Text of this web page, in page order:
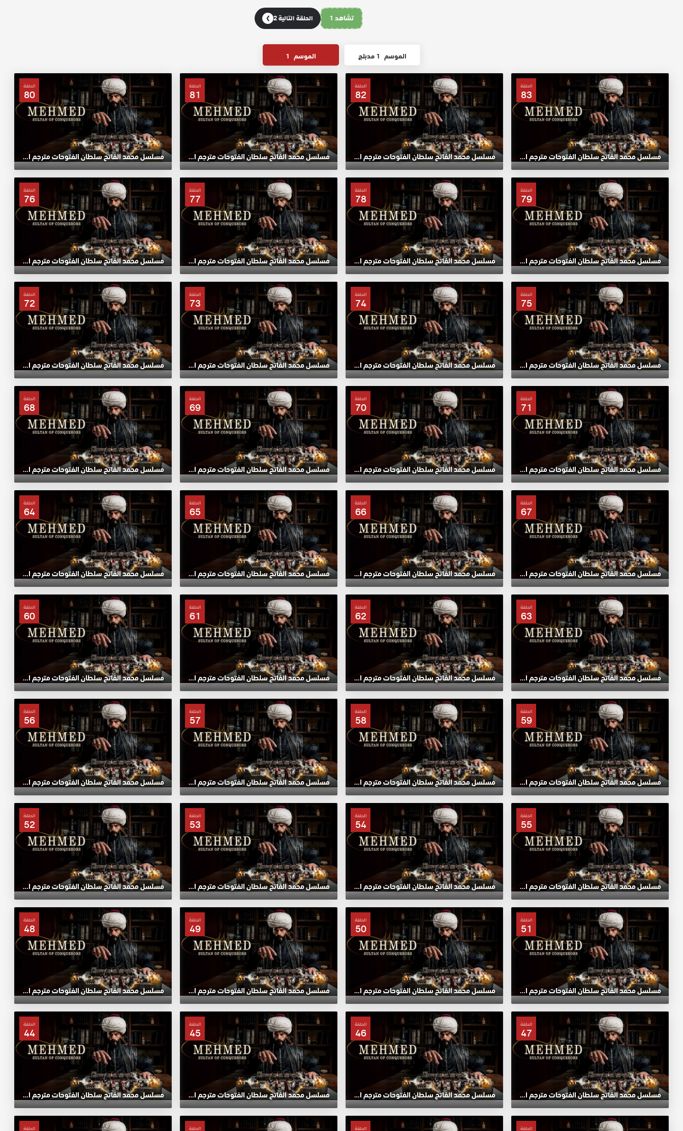
تشاهد 1 الحلقة التالية 2 ❯
الموسم 1 مدبلج الموسم 1
الحلقة
83
مسلسل محمد الفاتح سلطان الفتوحات مترجم الحلقة 83 HD
الحلقة
82
مسلسل محمد الفاتح سلطان الفتوحات مترجم الحلقة 82 HD
الحلقة
81
مسلسل محمد الفاتح سلطان الفتوحات مترجم الحلقة 81 HD
الحلقة
80
مسلسل محمد الفاتح سلطان الفتوحات مترجم الحلقة 80 HD
الحلقة
79
مسلسل محمد الفاتح سلطان الفتوحات مترجم الحلقة 79 HD
الحلقة
78
مسلسل محمد الفاتح سلطان الفتوحات مترجم الحلقة 78 HD
الحلقة
77
مسلسل محمد الفاتح سلطان الفتوحات مترجم الحلقة 77 HD
الحلقة
76
مسلسل محمد الفاتح سلطان الفتوحات مترجم الحلقة 76 HD
الحلقة
75
مسلسل محمد الفاتح سلطان الفتوحات مترجم الحلقة 75 HD
الحلقة
74
مسلسل محمد الفاتح سلطان الفتوحات مترجم الحلقة 74 HD
الحلقة
73
مسلسل محمد الفاتح سلطان الفتوحات مترجم الحلقة 73 HD
الحلقة
72
مسلسل محمد الفاتح سلطان الفتوحات مترجم الحلقة 72 HD
الحلقة
71
مسلسل محمد الفاتح سلطان الفتوحات مترجم الحلقة 71 HD
الحلقة
70
مسلسل محمد الفاتح سلطان الفتوحات مترجم الحلقة 70 HD
الحلقة
69
مسلسل محمد الفاتح سلطان الفتوحات مترجم الحلقة 69 HD
الحلقة
68
مسلسل محمد الفاتح سلطان الفتوحات مترجم الحلقة 68 HD
الحلقة
67
مسلسل محمد الفاتح سلطان الفتوحات مترجم الحلقة 67 HD
الحلقة
66
مسلسل محمد الفاتح سلطان الفتوحات مترجم الحلقة 66 HD
الحلقة
65
مسلسل محمد الفاتح سلطان الفتوحات مترجم الحلقة 65 HD
الحلقة
64
مسلسل محمد الفاتح سلطان الفتوحات مترجم الحلقة 64 HD
الحلقة
63
مسلسل محمد الفاتح سلطان الفتوحات مترجم الحلقة 63 HD
الحلقة
62
مسلسل محمد الفاتح سلطان الفتوحات مترجم الحلقة 62 HD
الحلقة
61
مسلسل محمد الفاتح سلطان الفتوحات مترجم الحلقة 61 HD
الحلقة
60
مسلسل محمد الفاتح سلطان الفتوحات مترجم الحلقة 60 HD
الحلقة
59
مسلسل محمد الفاتح سلطان الفتوحات مترجم الحلقة 59 HD
الحلقة
58
مسلسل محمد الفاتح سلطان الفتوحات مترجم الحلقة 58 HD
الحلقة
57
مسلسل محمد الفاتح سلطان الفتوحات مترجم الحلقة 57 HD
الحلقة
56
مسلسل محمد الفاتح سلطان الفتوحات مترجم الحلقة 56 HD
الحلقة
55
مسلسل محمد الفاتح سلطان الفتوحات مترجم الحلقة 55 HD
الحلقة
54
مسلسل محمد الفاتح سلطان الفتوحات مترجم الحلقة 54 HD
الحلقة
53
مسلسل محمد الفاتح سلطان الفتوحات مترجم الحلقة 53 HD
الحلقة
52
مسلسل محمد الفاتح سلطان الفتوحات مترجم الحلقة 52 HD
الحلقة
51
مسلسل محمد الفاتح سلطان الفتوحات مترجم الحلقة 51 HD
الحلقة
50
مسلسل محمد الفاتح سلطان الفتوحات مترجم الحلقة 50 HD
الحلقة
49
مسلسل محمد الفاتح سلطان الفتوحات مترجم الحلقة 49 HD
الحلقة
48
مسلسل محمد الفاتح سلطان الفتوحات مترجم الحلقة 48 HD
الحلقة
47
مسلسل محمد الفاتح سلطان الفتوحات مترجم الحلقة 47 HD
الحلقة
46
مسلسل محمد الفاتح سلطان الفتوحات مترجم الحلقة 46 HD
الحلقة
45
مسلسل محمد الفاتح سلطان الفتوحات مترجم الحلقة 45 HD
الحلقة
44
مسلسل محمد الفاتح سلطان الفتوحات مترجم الحلقة 44 HD
الحلقة الحلقة الحلقة الحلقة